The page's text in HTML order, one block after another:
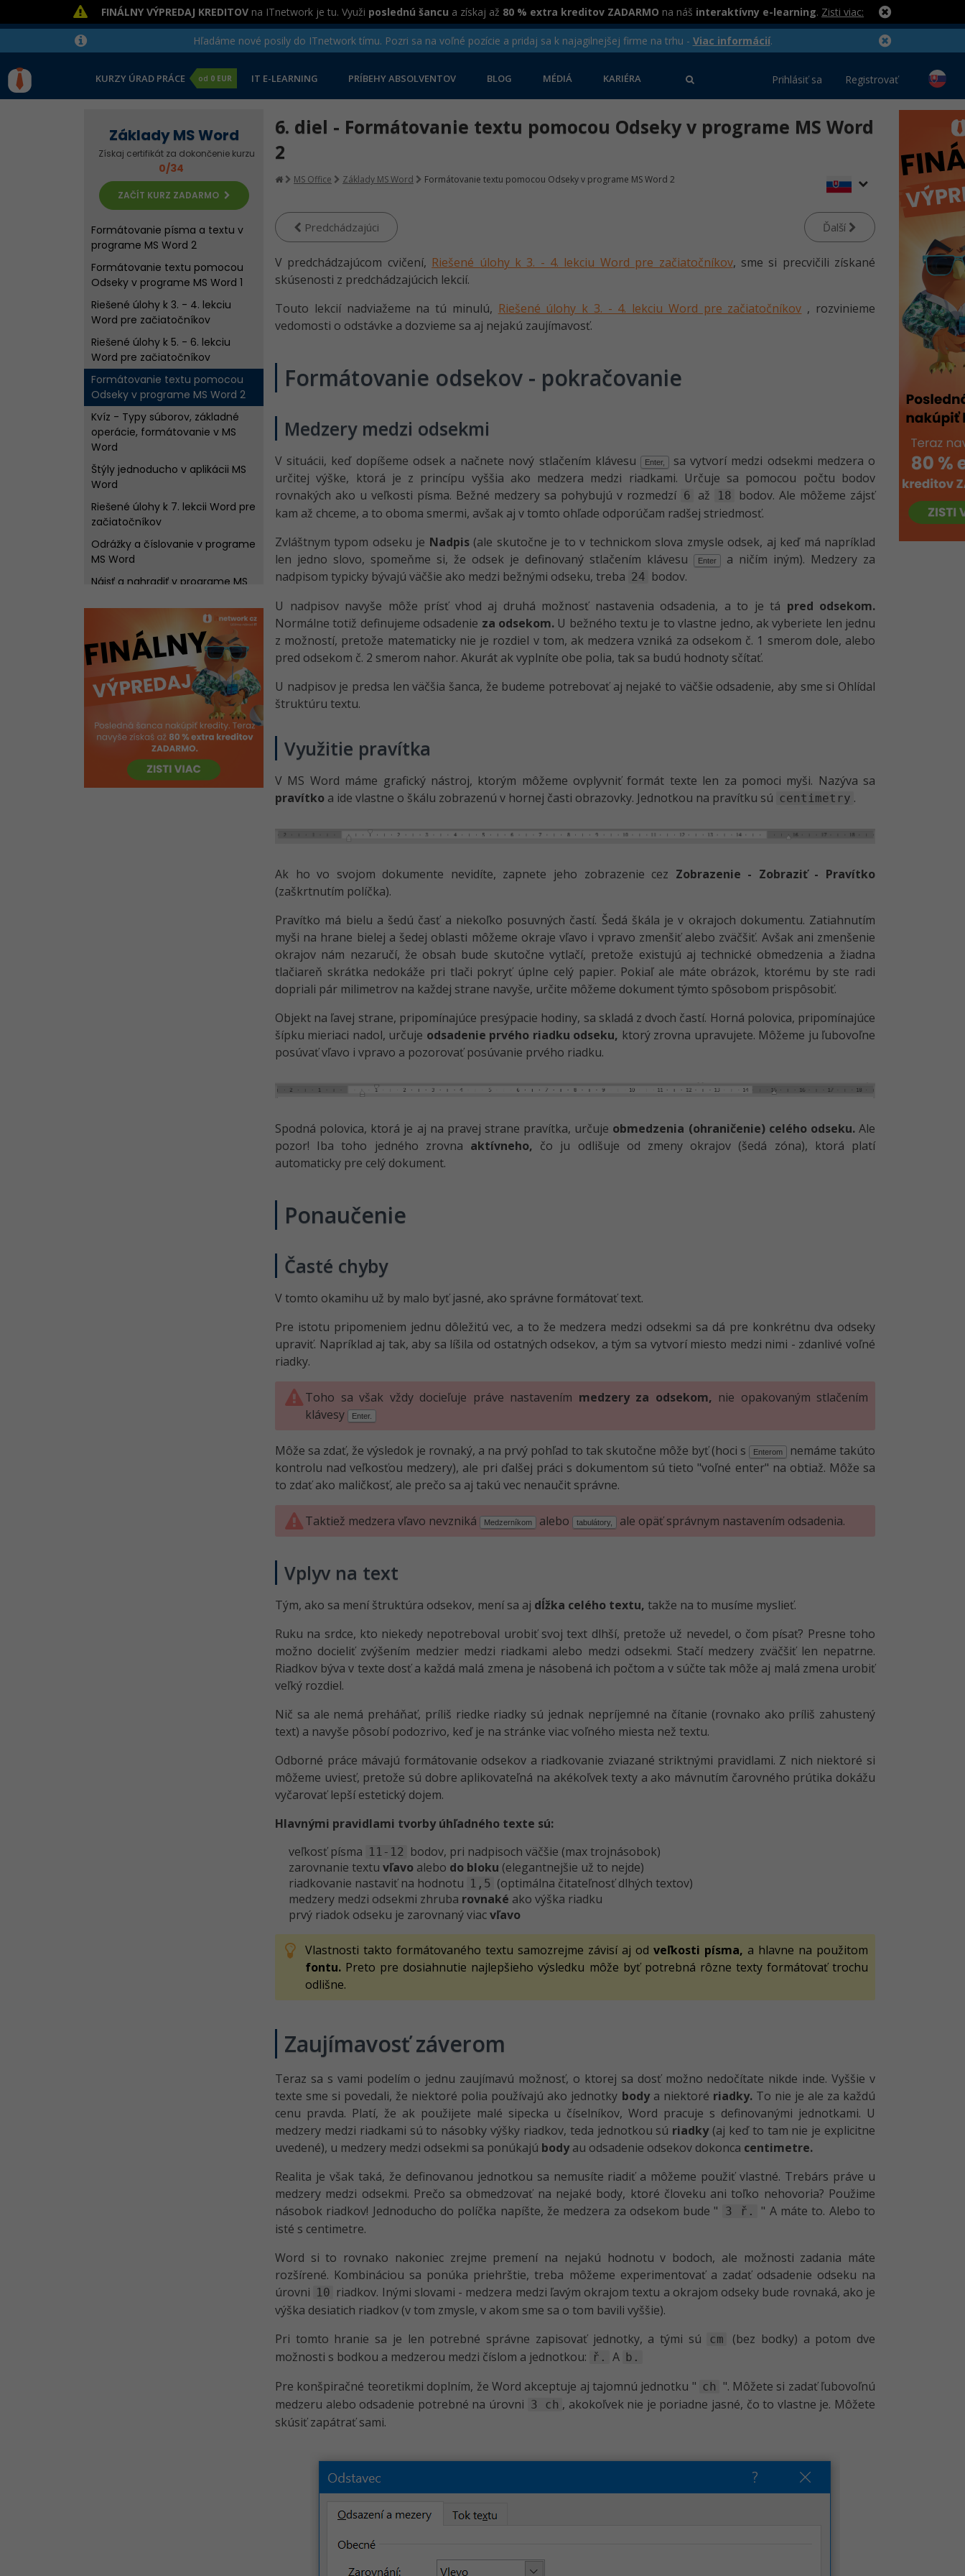
FINÁLNY VÝPREDAJ KREDITOV na ITnetwork je tu. Využi poslednú šancu a získaj až 80 % extra kreditov ZADARMO na náš interaktívny e-learning. Zisti viac:
Hľadáme nové posily do ITnetwork tímu. Pozri sa na voľné pozície a pridaj sa k najagilnejšej firme na trhu - Viac informácií.
KURZY ÚRAD PRÁCE od 0 EUR IT E-LEARNING PRÍBEHY ABSOLVENTOV BLOG MÉDIÁ KARIÉRA Prihlásiť sa Registrovať
Základy MS Word
Získaj certifikát za dokončenie kurzu
0/34
ZAČÍT KURZ ZADARMO
Úvod do programu Microsoft
Word
základné operácie
Riešené úlohy k 1. - 2. lekciu Word
pre začiatočníkov
Formátovanie písma a textu v
programe MS Word 1
Formátovanie písma a textu v
programe MS Word 2
Formátovanie textu pomocou
Odseky v programe MS Word 1
Riešené úlohy k 3. - 4. lekciu
Word pre začiatočníkov
Riešené úlohy k 5. - 6. lekciu
Word pre začiatočníkov
Formátovanie textu pomocou
Odseky v programe MS Word 2
Kvíz - Typy súborov, základné
operácie, formátovanie v MS
Word
Štýly jednoducho v aplikácii MS
Word
Riešené úlohy k 7. lekcii Word pre
začiatočníkov
Odrážky a číslovanie v programe
MS Word
Nájsť a nahradiť v programe MS
Riešené úlohy k 8. lekcii Word pre
začiatočníkov
Hlavičky a päty v programe MS
Word
Vzhľad stránky v aplikácii MS
Riešené úlohy k 9. lekcii Word pre
začiatočníkov
Základné objekty v MS Word 1
Kvíz - Formátovanie textu
6. diel - Formátovanie textu pomocou Odseky v programe MS Word
2
MS Office Základy MS Word Formátovanie textu pomocou Odseky v programe MS Word 2
Predchádzajúci Ďalší
V predchádzajúcom cvičení, Riešené úlohy k 3. - 4. lekciu Word pre začiatočníkov, sme si precvičili získané
skúsenosti z predchádzajúcich lekcií.
Touto lekcií nadviažeme na tú minulú, Riešené úlohy k 3. - 4. lekciu Word pre začiatočníkov , rozvinieme
vedomosti o odstávke a dozvieme sa aj nejakú zaujímavosť.
Formátovanie odsekov - pokračovanie
Medzery medzi odsekmi
V situácii, keď dopíšeme odsek a načnete nový stlačením klávesu Enter,
sa vytvorí medzi odsekmi medzera o
určitej výške, ktorá je z princípu vyššia ako medzera medzi riadkami. Určuje sa pomocou počtu bodov
rovnakých ako u veľkosti písma. Bežné medzery sa pohybujú v rozmedzí 6 až 18
bodov. Ale môžeme zájsť
kam až chceme, a to oboma smermi, avšak aj v tomto ohľade odporúčam radšej striedmosť.
Zvláštnym typom odseku je Nadpis(ale skutočne je to v technickom slova zmysle odsek, aj keď má napríklad
len jedno slovo, spomeňme si, že odsek je definovaný stlačením klávesu
Enter
a ničím iným). Medzery za
nadpisom typicky bývajú väčšie ako medzi bežnými odseku, treba 24 bodov.
U nadpisov navyše môže prísť vhod aj druhá možnosť nastavenia odsadenia, a to je tá pred odsekom.
Normálne totiž definujeme odsadenie za odsekom.U bežného textu je to vlastne jedno, ak vyberiete len jednu
z možností, pretože matematicky nie je rozdiel v tom, ak medzera vzniká za odsekom č. 1 smerom dole, alebo
pred odsekom č. 2 smerom nahor. Akurát ak vyplníte obe polia, tak sa budú hodnoty sčítať.
U nadpisov je predsa len väčšia šanca, že budeme potrebovať aj nejaké to väčšie odsadenie, aby sme si Ohlídal
štruktúru textu.
Využitie pravítka
V MS Word máme grafický nástroj, ktorým môžeme ovplyvniť formát texte len za pomoci myši. Nazýva sa
pravítko a ide vlastne o škálu zobrazenú v hornej časti obrazovky. Jednotkou na pravítku sú centimetry .
Ak ho vo svojom dokumente nevidíte, zapnete jeho zobrazenie cez Zobrazenie - Zobraziť - Pravítko
(zaškrtnutím políčka).
Pravítko má bielu a šedú časť a niekoľko posuvných častí. Šedá škála je v okrajoch dokumentu. Zatiahnutím
myši na hrane bielej a šedej oblasti môžeme okraje vľavo i vpravo zmenšiť alebo zväčšiť. Avšak ani zmenšenie
okrajov nám nezaručí, že obsah bude skutočne vytlačí, pretože existujú aj technické obmedzenia a žiadna
tlačiareň skrátka nedokáže pri tlači pokryť úplne celý papier. Pokiaľ ale máte obrázok, ktorému by ste radi
dopriali pár milimetrov na každej strane navyše, určite môžeme dokument týmto spôsobom prispôsobiť.
Objekt na ľavej strane, pripomínajúce presýpacie hodiny, sa skladá z dvoch častí. Horná polovica, pripomínajúce
šípku mieriaci nadol, určuje odsadenie prvého riadku odseku, ktorý zrovna upravujete. Môžeme ju ľubovoľne
posúvať vľavo i vpravo a pozorovať posúvanie prvého riadku.
Spodná polovica, ktorá je aj na pravej strane pravítka, určuje obmedzenia (ohraničenie) celého odseku.Ale
pozor! Iba toho jedného zrovna aktívneho, čo ju odlišuje od zmeny okrajov (šedá zóna), ktorá platí
automaticky pre celý dokument.
Ponaučenie
Časté chyby
V tomto okamihu už by malo byť jasné, ako správne formátovať text.
Pre istotu pripomeniem jednu dôležitú vec, a to že medzera medzi odsekmi sa dá pre konkrétnu dva odseky
upraviť. Napríklad aj tak, aby sa líšila od ostatných odsekov, a tým sa vytvorí miesto medzi nimi - zdanlivé voľné
riadky.
Toho sa však vždy docieľuje práve nastavením medzery za odsekom, nie opakovaným stlačením
klávesy
Enter.
Môže sa zdať, že výsledok je rovnaký, a na prvý pohľad to tak skutočne môže byť (hoci s Enterom nemáme takúto
kontrolu nad veľkosťou medzery), ale pri ďalšej práci s dokumentom sú tieto "voľné enter" na obtiaž. Môže sa
to zdať ako maličkosť, ale prečo sa aj takú vec nenaučit správne.
Taktiež medzera vľavo nevzniká Medzerníkom alebo tabulátory, ale opäť správnym nastavením odsadenia.
Vplyv na text
Tým, ako sa mení štruktúra odsekov, mení sa aj dĺžka celého textu, takže na to musíme myslieť.
Ruku na srdce, kto niekedy nepotreboval urobiť svoj text dlhší, pretože už nevedel, o čom písať? Presne toho
možno docieliť zvýšením medzier medzi riadkami alebo medzi odsekmi. Stačí medzery zväčšiť len nepatrne.
Riadkov býva v texte dosť a každá malá zmena je násobená ich počtom a v súčte tak môže aj malá zmena urobiť
veľký rozdiel.
Nič sa ale nemá preháňať, príliš riedke riadky sú jednak nepríjemné na čítanie (rovnako ako príliš zahustený
text) a navyše pôsobí podozrivo, keď je na stránke viac voľného miesta než textu.
Odborné práce mávajú formátovanie odsekov a riadkovanie zviazané striktnými pravidlami. Z nich niektoré si
môžeme uviesť, pretože sú dobre aplikovateľná na akékoľvek texty a ako mávnutím čarovného prútika dokážu
vyčarovať lepší estetický dojem.
Hlavnými pravidlami tvorby úhľadného texte sú:
veľkosť písma 11-12
bodov, pri nadpisoch väčšie (max trojnásobok)
zarovnanie textuvľavo alebo do bloku (elegantnejšie už to nejde)
riadkovanie nastaviť na hodnotu 1,5 (optimálna čitateľnosť dlhých textov)
medzery medzi odsekmi zhruba rovnaké ako výška riadku
prvý riadok odseku je zarovnaný viacvľavo
Vlastnosti takto formátovaného textu samozrejme závisí aj od veľkosti písma, a hlavne na použitom
fontu. Preto pre dosiahnutie najlepšieho výsledku môže byť potrebná rôzne texty formátovať trochu
odlišne.
Zaujímavosť záverom
Teraz sa s vami podelím o jednu zaujímavú možnosť, o ktorej sa dosť možno nedočítate nikde inde. Vyššie v
texte sme si povedali, že niektoré polia používajú ako jednotky bodya niektoré riadky.To nie je ale za každú
cenu pravda. Platí, že ak použijete malé sipecka u číselníkov, Word pracuje s definovanými jednotkami. U
medzery medzi riadkami sú to násobky výšky riadkov, teda jednotkou sú riadky(aj keď to tam nie je explicitne
uvedené), u medzery medzi odsekmi sa ponúkajú bodyau odsadenie odsekov dokonca centimetre.
Realita je však taká, že definovanou jednotkou sa nemusíte riadiť a môžeme použiť vlastné. Trebárs práve u
medzery medzi odsekmi. Prečo sa obmedzovať na nejaké body, ktoré človeku ani toľko nehovoria? Použime
násobok riadkov! Jednoducho do políčka napíšte, že medzera za odsekom bude "
3 ř.
" A máte to. Alebo to
isté s centimetre.
Word si to rovnako nakoniec zrejme premení na nejakú hodnotu v bodoch, ale možnosti zadania máte
rozšírené. Kombináciou sa ponúka priehrštie, treba môžeme experimentovať a zadať odsadenie odseku na
úrovni 10 riadkov. Inými slovami - medzera medzi ľavým okrajom textu a okrajom odseky bude rovnaká, ako je
výška desiatich riadkov (v tom zmysle, v akom sme sa o tom bavili vyššie).
Pri tomto hranie sa je len potrebné správne zapisovať jednotky, a tými sú
cm
(bez bodky) a potom dve
možnosti s bodkou a medzerou medzi číslom a jednotkou:
ř. A b.
Pre konšpiračné teoretikmi doplním, že Word akceptuje aj tajomnú jednotku " ch
". Môžete si zadať ľubovoľnú
medzeru alebo odsadenie potrebné na úrovni 3 ch , akokoľvek nie je poriadne jasné, čo to vlastne je. Môžete
skúsiť zapátrať sami.